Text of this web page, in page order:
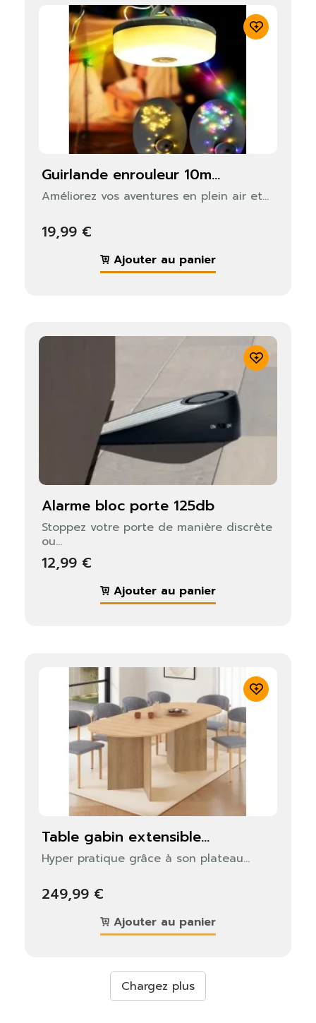
guirlande enrouleur 10m...
Améliorez vos aventures en plein air et...
19,99 €
Ajouter au panier
alarme bloc porte 125db
Stoppez votre porte de manière discrète
ou...
12,99 €
Ajouter au panier
table gabin extensible...
Hyper pratique grâce à son plateau...
249,99 €
Ajouter au panier
Chargez plus